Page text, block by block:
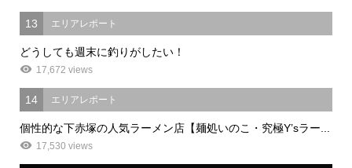
13 エリアレポート
どうしても週末に釣りがしたい！
17,672 views
14 エリアレポート
個性的な下赤塚の人気ラーメン店【麺処いのこ・究極Y’sラー...
17,530 views